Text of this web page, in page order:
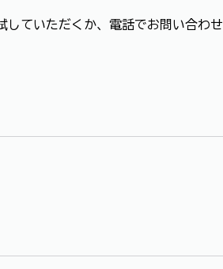
ていただくか、電話でお問い合わせ